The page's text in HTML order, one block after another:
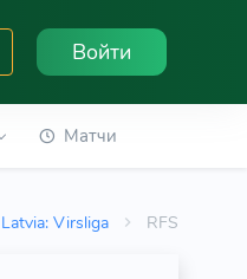
Войти
Матчи
Latvia: Virsliga RFS